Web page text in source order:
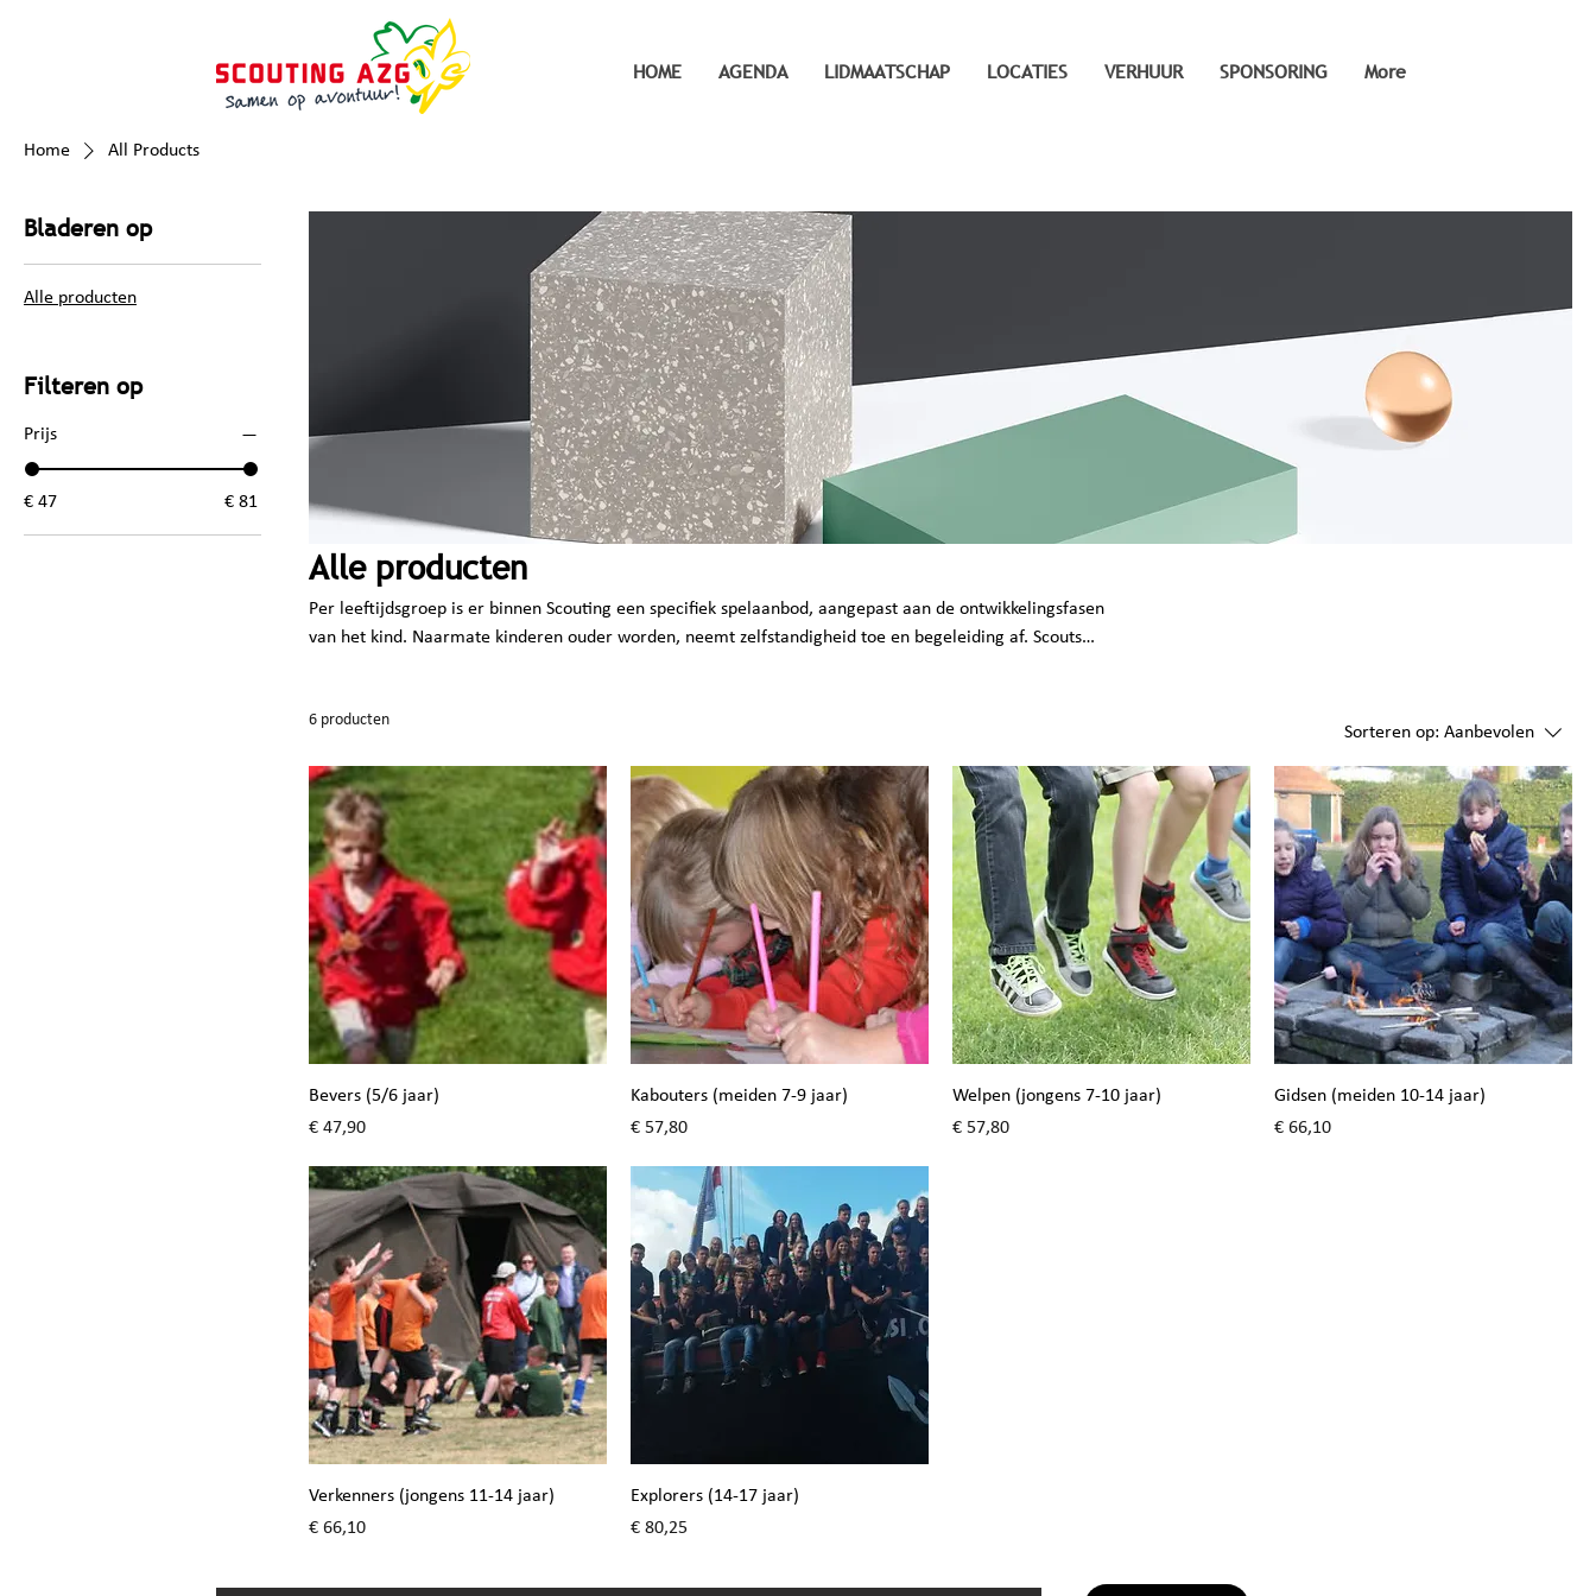
HOME AGENDA LIDMAATSCHAP LOCATIES VERHUUR SPONSORING More
Home All Products
Bladeren op
Alle producten
Filteren op
Prijs
€ 47 € 81
Alle producten
Per leeftijdsgroep is er binnen Scouting een specifiek spelaanbod, aangepast aan de ontwikkelingsfasen
van het kind. Naarmate kinderen ouder worden, neemt zelfstandigheid toe en begeleiding af. Scouts
6 producten
Sorteren op: Aanbevolen
Bevers (5/6 jaar)
Prijs
€ 47,90
Kabouters (meiden 7-9 jaar)
Prijs
€ 57,80
Welpen (jongens 7-10 jaar)
Prijs
€ 57,80
Gidsen (meiden 10-14 jaar)
Prijs
€ 66,10
Verkenners (jongens 11-14 jaar)
Prijs
€ 66,10
Explorers (14-17 jaar)
Prijs
€ 80,25